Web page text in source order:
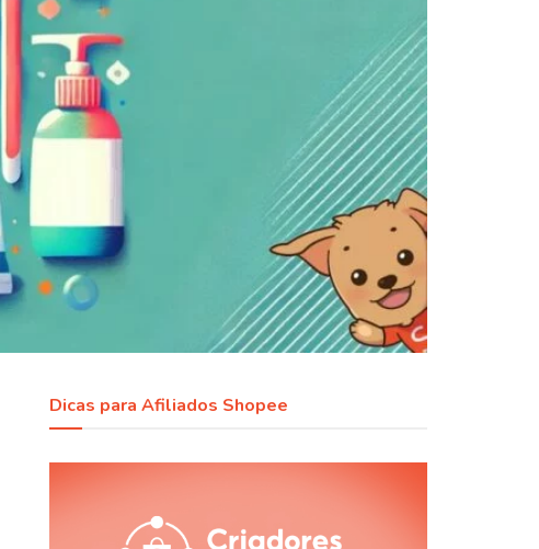
Dicas para Afiliados Shopee